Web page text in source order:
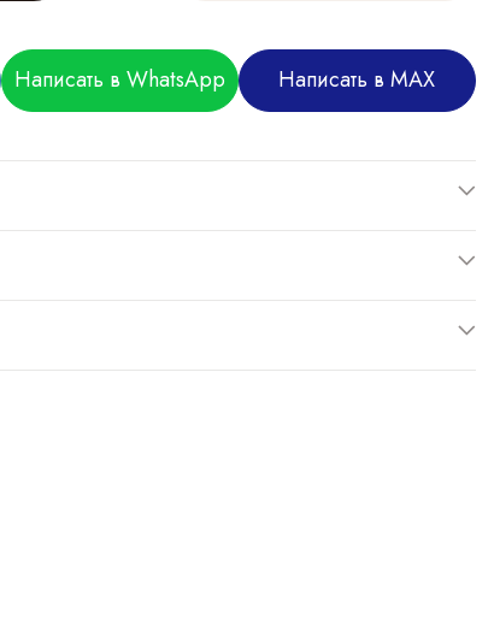
Написать в WhatsApp Написать в MAX